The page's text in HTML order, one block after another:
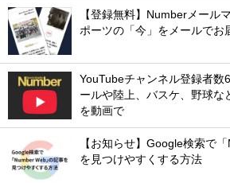
【登録無料】Numberメール
ポーツの「今」をメールでお
YouTubeチャンネル登録者数
ールや陸上、バスケ、野球な
を動画で
【お知らせ】Google検索で
を見つけやすくする方法